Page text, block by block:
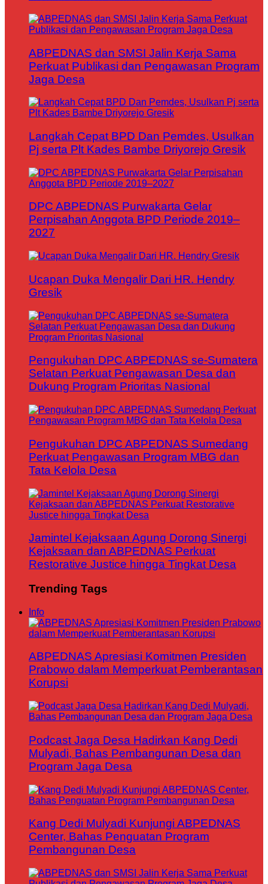
ABPEDNAS dan SMSI Jalin Kerja Sama
Perkuat Publikasi dan Pengawasan Program
Jaga Desa
Langkah Cepat BPD Dan Pemdes, Usulkan
Pj serta Plt Kades Bambe Driyorejo Gresik
DPC ABPEDNAS Purwakarta Gelar
Perpisahan Anggota BPD Periode 2019–
2027
Ucapan Duka Mengalir Dari HR. Hendry
Gresik
Pengukuhan DPC ABPEDNAS se-Sumatera
Selatan Perkuat Pengawasan Desa dan
Dukung Program Prioritas Nasional
Pengukuhan DPC ABPEDNAS Sumedang
Perkuat Pengawasan Program MBG dan
Tata Kelola Desa
Jamintel Kejaksaan Agung Dorong Sinergi
Kejaksaan dan ABPEDNAS Perkuat
Restorative Justice hingga Tingkat Desa
Trending Tags
Info
ABPEDNAS Apresiasi Komitmen Presiden
Prabowo dalam Memperkuat Pemberantasan
Korupsi
Podcast Jaga Desa Hadirkan Kang Dedi
Mulyadi, Bahas Pembangunan Desa dan
Program Jaga Desa
Kang Dedi Mulyadi Kunjungi ABPEDNAS
Center, Bahas Penguatan Program
Pembangunan Desa